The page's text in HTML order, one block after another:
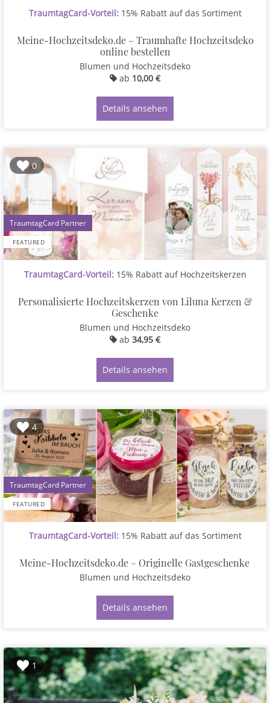
TraumtagCard-Vorteil:15% Rabatt auf das Sortiment
Meine-Hochzeitsdeko.de – Traumhafte Hochzeitsdeko
online bestellen
Blumen und Hochzeitsdeko
ab 10,00 €
Details ansehen
0
FEATURED
1
TraumtagCard-Vorteil:15% Rabatt auf Hochzeitskerzen
Personalisierte Hochzeitskerzen von Liluna Kerzen &
Geschenke
Blumen und Hochzeitsdeko
ab 34,95 €
Details ansehen
4
FEATURED
1
TraumtagCard-Vorteil:15% Rabatt auf das Sortiment
Meine-Hochzeitsdeko.de – Originelle Gastgeschenke
Blumen und Hochzeitsdeko
Details ansehen
1